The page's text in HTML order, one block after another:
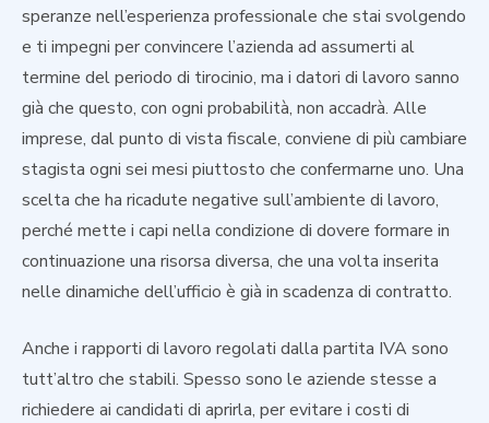
speranze nell’esperienza professionale che stai svolgendo
e ti impegni per convincere l’azienda ad assumerti al
termine del periodo di tirocinio, ma i datori di lavoro sanno
già che questo, con ogni probabilità, non accadrà. Alle
imprese, dal punto di vista fiscale, conviene di più cambiare
stagista ogni sei mesi piuttosto che confermarne uno. Una
scelta che ha ricadute negative sull’ambiente di lavoro,
perché mette i capi nella condizione di dovere formare in
continuazione una risorsa diversa, che una volta inserita
nelle dinamiche dell’ufficio è già in scadenza di contratto.
Anche i rapporti di lavoro regolati dalla partita IVA sono
tutt’altro che stabili. Spesso sono le aziende stesse a
richiedere ai candidati di aprirla, per evitare i costi di